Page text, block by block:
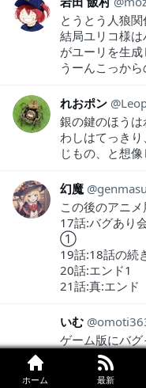
ホーム 最新
とうとう人狼
結局ユリコ様
がユーリを生成
うーんこっか
れおポン
銀の鍵のほうは
わしはてっき
じもの、と想像
幻魔
この後のアニ
17話:バグあり
①
19話:18話の続
20話:エンド1
21話:真:エンド
いむ
ゲーム版にバ
どまさかユー
エンディング